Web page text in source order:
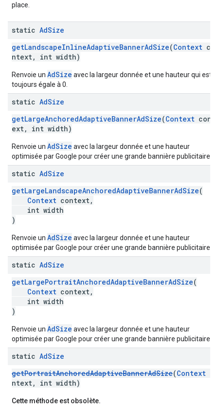
place.
static AdSize
getLandscapeInlineAdaptiveBannerAdSize(Context co
ntext, int width)
Renvoie un AdSize avec la largeur donnée et une hauteur qui est
toujours égale à 0.
static AdSize
getLargeAnchoredAdaptiveBannerAdSize(Context cont
ext, int width)
Renvoie un AdSize avec la largeur donnée et une hauteur
optimisée par Google pour créer une grande bannière publicitaire.
static AdSize
getLargeLandscapeAnchoredAdaptiveBannerAdSize(
Context context,
int width
)
Renvoie un AdSize avec la largeur donnée et une hauteur
optimisée par Google pour créer une grande bannière publicitaire.
static AdSize
getLargePortraitAnchoredAdaptiveBannerAdSize(
Context context,
int width
)
Renvoie un AdSize avec la largeur donnée et une hauteur
optimisée par Google pour créer une grande bannière publicitaire.
static AdSize
getPortraitAnchoredAdaptiveBannerAdSize(Context
ntext, int width)
Cette méthode est obsolète.